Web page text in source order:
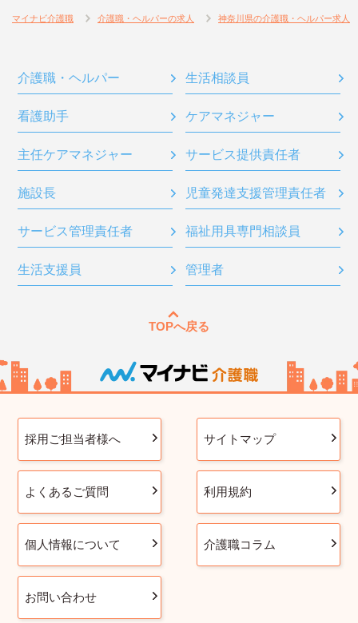
マイナビ介護職 介護職・ヘルパーの求人 神奈川県の介護職・ヘルパー求人
介護職・ヘルパー 生活相談員
看護助手 ケアマネジャー
主任ケアマネジャー サービス提供責任者
施設長 児童発達支援管理責任者
サービス管理責任者 福祉用具専門相談員
生活支援員 管理者
TOPへ戻る
採用ご担当者様へ サイトマップ
よくあるご質問 利用規約
個人情報について 介護職コラム
お問い合わせ